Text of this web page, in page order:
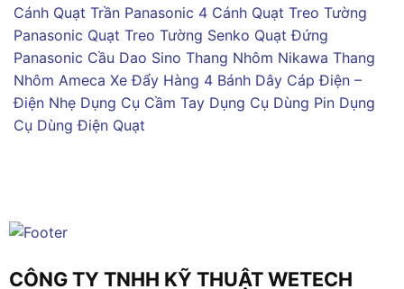
Cánh Quạt Trần Panasonic 4 Cánh Quạt Treo Tường
Panasonic Quạt Treo Tường Senko Quạt Đứng
Panasonic Cầu Dao Sino Thang Nhôm Nikawa Thang
Nhôm Ameca Xe Đẩy Hàng 4 Bánh Dây Cáp Điện –
Điện Nhẹ Dụng Cụ Cầm Tay Dụng Cụ Dùng Pin Dụng
Cụ Dùng Điện Quạt
CÔNG TY TNHH KỸ THUẬT WETECH